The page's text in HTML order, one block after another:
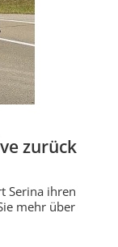
zurück
Serina ihren
mehr über